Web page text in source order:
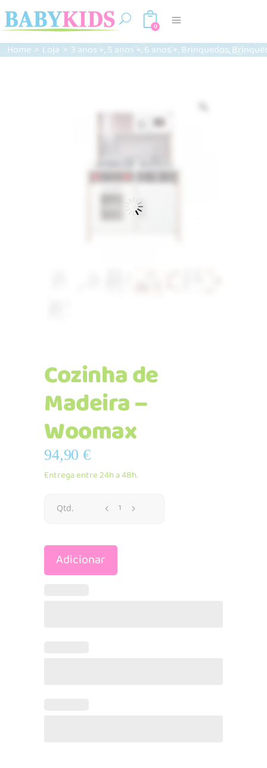
0
Home > Loja > 3 anos +,5 anos +,6 anos +,Brinquedos,
Cozinha de
Madeira –
Woomax
94,90€
Entrega entre 24h a 48h.
Cozinha
Madeira
Qtd.
Adicionar